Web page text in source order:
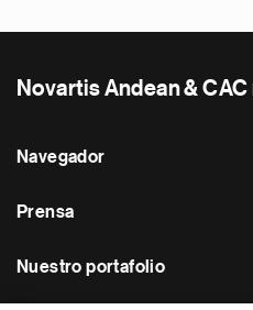
Novartis Andean &
Navegador
Prensa
Nuestro portafolio